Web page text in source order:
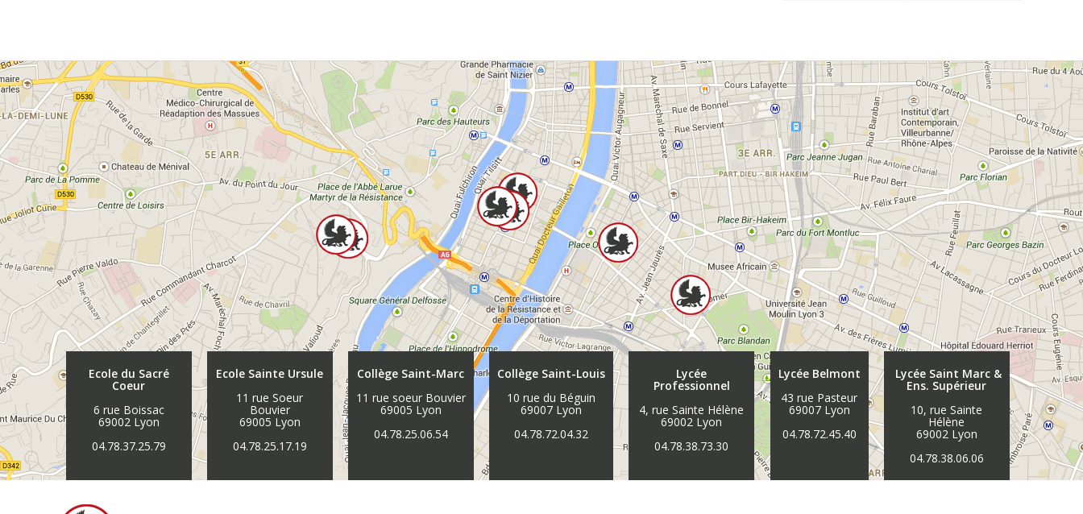
Ecole du Sacré
Coeur
6 rue Boissac
69002 Lyon
04.78.37.25.79
Ecole Sainte Ursule
11 rue Soeur
Bouvier
69005 Lyon
04.78.25.17.19
Collège Saint-Marc
11 rue soeur Bouvier
69005 Lyon
04.78.25.06.54
Collège Saint-Louis
10 rue du Béguin
69007 Lyon
04.78.72.04.32
Lycée
Professionnel
4, rue Sainte Hélène
69002 Lyon
04.78.38.73.30
Lycée Belmont
43 rue Pasteur
69007 Lyon
04.78.72.45.40
Lycée Saint Marc &
Ens. Supérieur
10, rue Sainte
Hélène
69002 Lyon
04.78.38.06.06